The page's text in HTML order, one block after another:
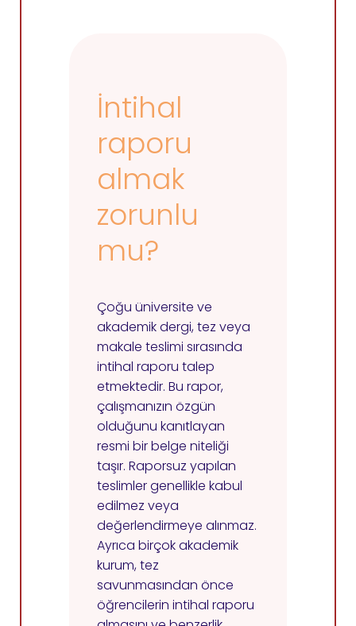
İntihal
raporu
almak
zorunlu
mu?
Çoğu üniversite ve
akademik dergi, tez veya
makale teslimi sırasında
intihal raporu talep
etmektedir. Bu rapor,
çalışmanızın özgün
olduğunu kanıtlayan
resmi bir belge niteliği
taşır. Raporsuz yapılan
teslimler genellikle kabul
edilmez veya
değerlendirmeye alınmaz.
Ayrıca birçok akademik
kurum, tez
savunmasından önce
öğrencilerin intihal raporu